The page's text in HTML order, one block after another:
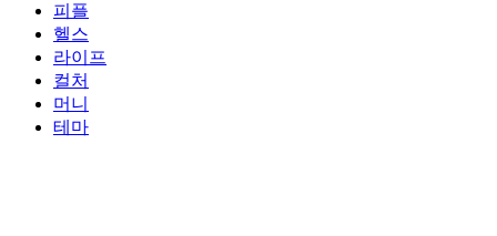
피플
헬스
라이프
컬처
머니
테마